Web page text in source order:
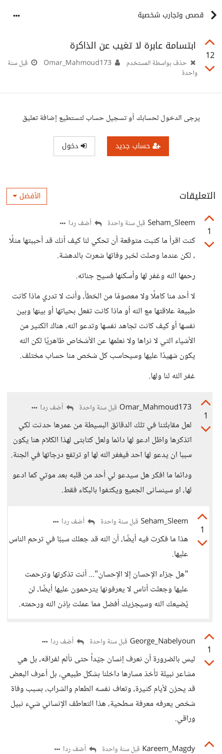
قصص وتجارب شخصية
12
ابتسامة عابرة لا تغيب عن الذاكرة
حذف بواسطة المستخدم
قبل سنة
واحدة
يرجى الدخول لحسابك أو تسجيل حساب لتستطيع إضافة تعليق
حساب جديد دخول
التعليقات الأفضل
1
Seham_Sleem قبل سنة واحدة أضف ردا
كنت اقرأ ما كتبت متوقعة أن تحكي لنا كيف أنك قد أحببتها مثلًا
، لكن عندما وصلت لخبر وفاتها شعرت بالدهشة.
رحمها الله وغفر لها وأسكنها فسيح جناته.
لا أحد منا كاملًا ولا معصومًا من الخطأ، وأنت لا تدري ماذا كانت
طبيعة علاقتها مع الله أو ماذا كانت تفعل بحياتها أو بينها وبين
نفسها أو كيف كانت تجاهد نفسها وتدعو الله، هناك الكثير من
الأشياء التي لا نراها ولا نعلمها عن الأشخاص ظاهريًا لكن الله
يكون شهيدًا عليها وسيحاسب كل شخص منا حساب مختلف.
غفر الله لنا ولها.
1
Omar_Mahmoud173 قبل سنة واحدة أضف ردا
لعل مقابلتنا في تلك الدقائق البسيطة من عمرها حدثت لكي
اتذكرها واظل ادعو لها دائما ولعل كتابتى لهذا الكلام هنا يكون
سببا ان يدعو لها احد فيغفر الله لها او ترتفع درجاتها في الجنة.
ودائما ما افكر هل سيدعو لي أحد من قلبه بعد موتي كما ادعو
لها، او سينسانى الجميع ويكتفوا بالبكاء فقط.
1
Seham_Sleem قبل سنة واحدة أضف ردا
هذا ما فكرت فيه أيضًا، أن الله قد جعلك سببًا في ترحم الناس
عليها.
"هل جزاء الإحسان إلا الإحسان"... أنت تذكرتها وترحمت
عليها وجعلت أناس لا يعرفونها يترحمون عليها أيضًا، لن
يُضيعك الله وسيجزيك أفضل مما عملت بإذن الله ورحمته.
1
George_Nabelyoun قبل سنة واحدة أضف ردا
ليس بالضرورة أن نعرف إنسان جيّداً حتى نألم لفراقه، بل هي
مشاعر نبيلة تأخذ مسارها داخلنا بشكل طبيعي، بل أعرف البعض
قد يحزن لأيام كثيرة، وتعاف نفسه الطعام والشراب، بسبب وفاة
شخص يعرفه معرفة سطحية، هذا التعاطف الإنساني شيء نبيل
وراقي.
Kareem_Magdy قبل سنة واحدة أضف ردا